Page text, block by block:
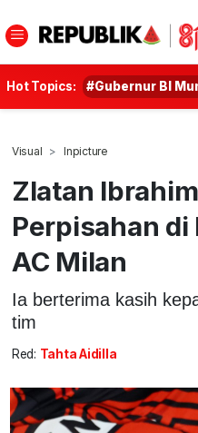
Hot Topics: #Gubernur BI
Visual Inpicture
Zlatan
Perpisahan di
AC Milan
Ia berterima kasih
tim
Red: Tahta Aidilla